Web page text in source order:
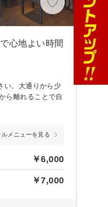
心地よい時間
い。大通りから少
ら離れることで自
メニューを見る
￥6,000
￥7,000